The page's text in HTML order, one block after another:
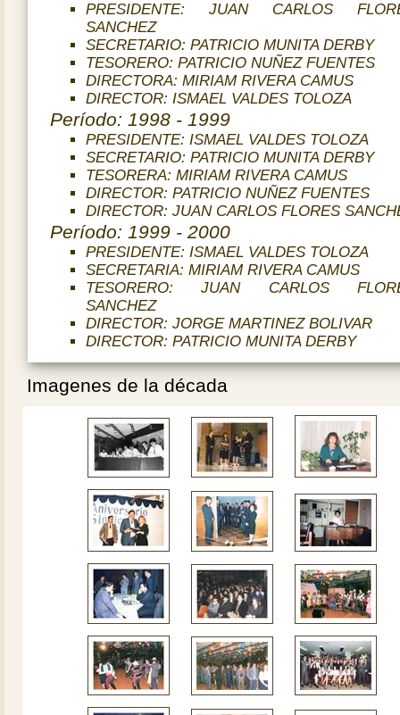
PRESIDENTE: JUAN CARLOS
SANCHEZ
SECRETARIO: PATRICIO MUNITA DERBY
TESORERO: PATRICIO NUÑEZ FUENTES
DIRECTORA: MIRIAM RIVERA CAMUS
DIRECTOR: ISMAEL VALDES TOLOZA
Período: 1998 - 1999
PRESIDENTE: ISMAEL VALDES TOLOZA
SECRETARIO: PATRICIO MUNITA DERBY
TESORERA: MIRIAM RIVERA CAMUS
DIRECTOR: PATRICIO NUÑEZ FUENTES
DIRECTOR: JUAN CARLOS FLORES
Período: 1999 - 2000
PRESIDENTE: ISMAEL VALDES TOLOZA
SECRETARIA: MIRIAM RIVERA CAMUS
TESORERO: JUAN CARLOS
SANCHEZ
DIRECTOR: JORGE MARTINEZ BOLIVAR
DIRECTOR: PATRICIO MUNITA DERBY
Imagenes de la década